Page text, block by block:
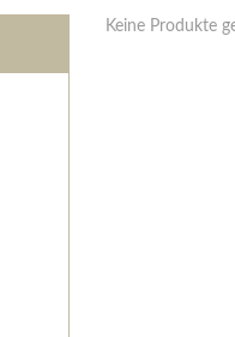
RoséweineKeine Produkte